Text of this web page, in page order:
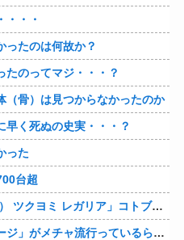
・・・
ったのは何故か？
たのってマジ・・・？
（骨）は見つからなかったのか
早く死ぬの史実・・・？
った
台超
「メガミデバイス 皇巫（オウブ） ツクヨミ レガリア」コトブキヤデビュー…
今、中高生たちの間で「サウダージ」がメチャ流行っているらしい